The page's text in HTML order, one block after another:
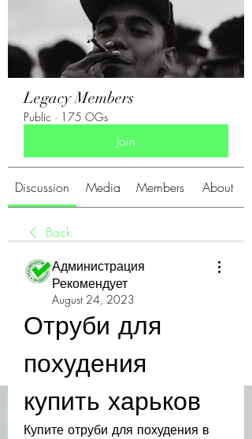
Legacy Members
Public · 175 OGs
Join
Discussion Media Members About
Back
Администрация
Рекомендует
August 24, 2023
Отруби для
похудения
купить харьков
Купите отруби для похудения в